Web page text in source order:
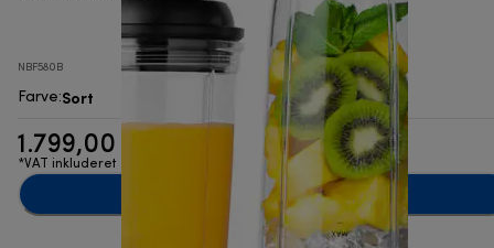
NBF580B
Farve:Sort
1.799,00 kr.
*VAT inkluderet
Læg i indkøbskurven